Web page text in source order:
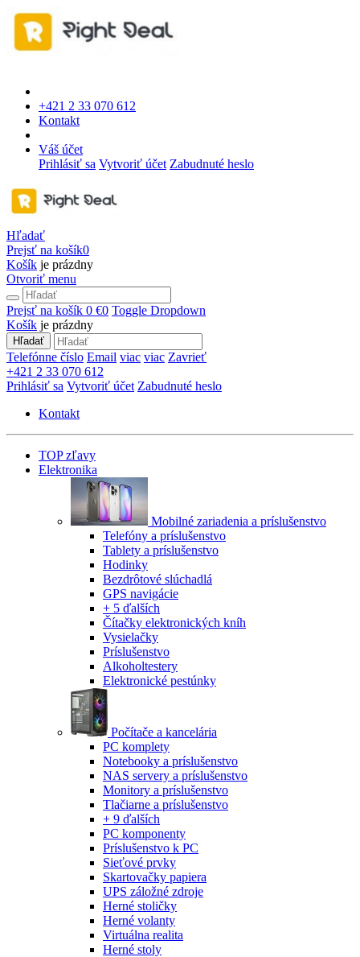
+421 2 33 070 612
Kontakt
Váš účet
Prihlásiť sa Vytvoriť účet Zabudnuté heslo
Hľadať
Prejsť na košík0
Košík je prázdny
Otvoriť menu
Prejsť na košík 0 €0 Toggle Dropdown
Košík je prázdny
Hľadať
Telefónne číslo Email viac viac Zavrieť
+421 2 33 070 612
Prihlásiť sa Vytvoriť účet Zabudnuté heslo
Kontakt
TOP zľavy
Elektronika
Mobilné zariadenia a príslušenstvo
Telefóny a príslušenstvo
Tablety a príslušenstvo
Hodinky
Bezdrôtové slúchadlá
GPS navigácie
+ 5 ďalších
Čítačky elektronických kníh
Vysielačky
Príslušenstvo
Alkoholtestery
Elektronické pestúnky
Počítače a kancelária
PC komplety
Notebooky a príslušenstvo
NAS servery a príslušenstvo
Monitory a príslušenstvo
Tlačiarne a príslušenstvo
+ 9 ďalších
PC komponenty
Príslušenstvo k PC
Sieťové prvky
Skartovačky papiera
UPS záložné zdroje
Herné stoličky
Herné volanty
Virtuálna realita
Herné stoly